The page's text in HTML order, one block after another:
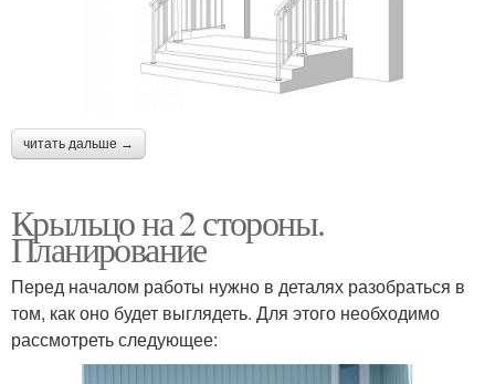
читать дальше →
Крыльцо на 2 стороны.
Планирование
Перед началом работы нужно в деталях разобраться в
том, как оно будет выглядеть. Для этого необходимо
рассмотреть следующее: